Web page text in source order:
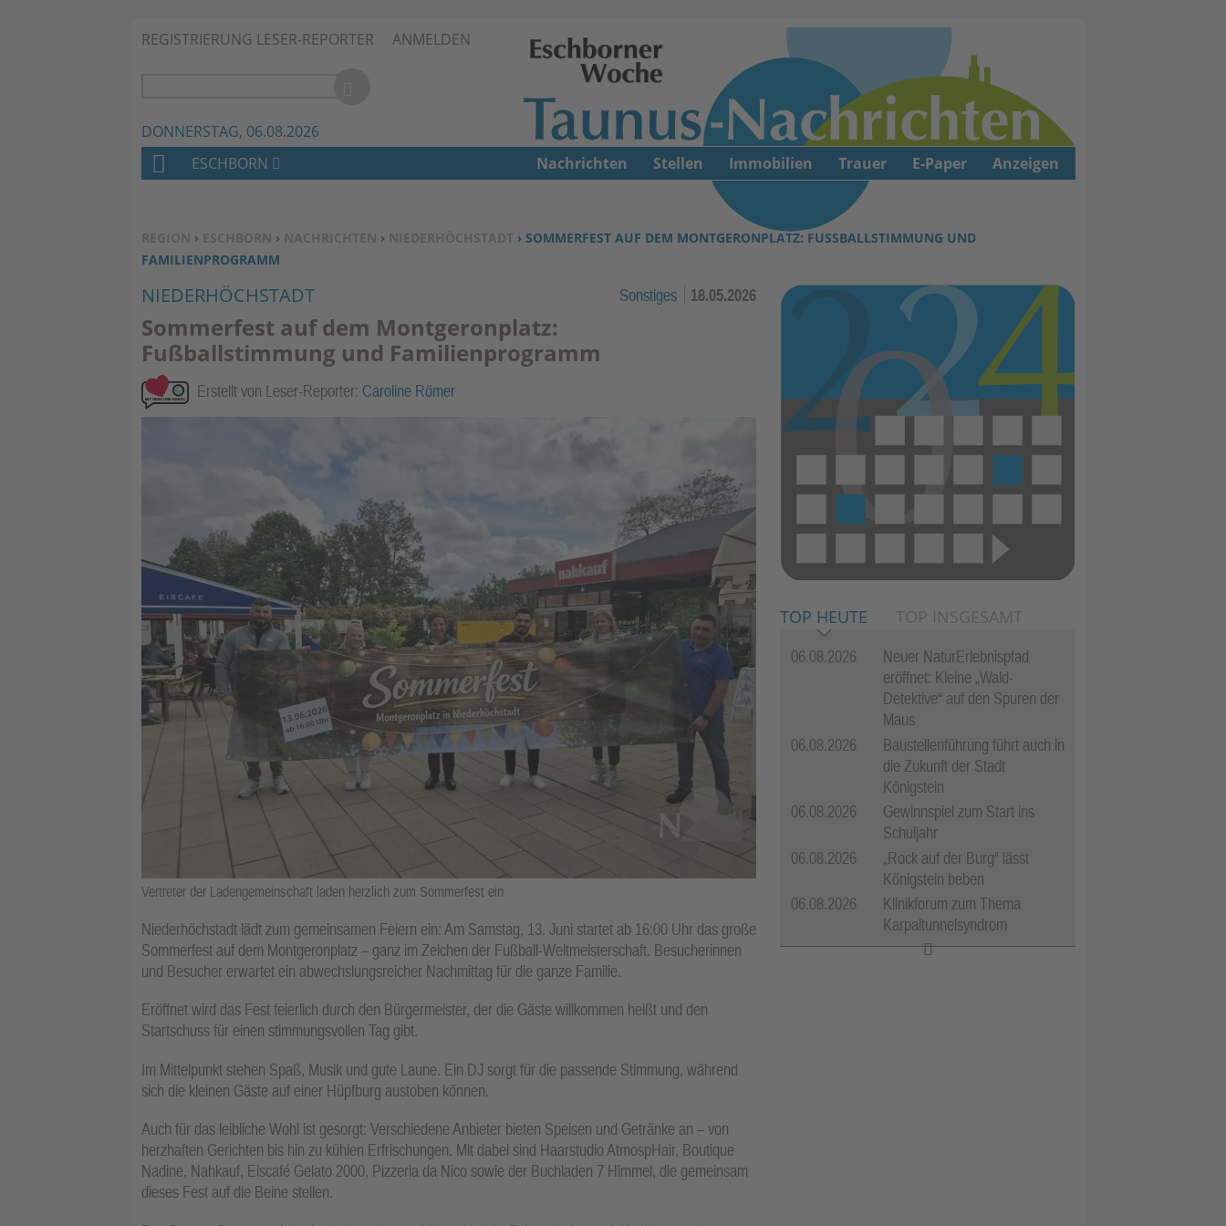
Zum Inhalt springen ↓
REGISTRIERUNG LESER-REPORTER ANMELDEN
DONNERSTAG, 06.08.2026
SIE BEFINDEN SICH HIER:
REGION › ESCHBORN › NACHRICHTEN › NIEDERHÖCHSTADT › SOMMERFEST AUF DEM MONTGERONPLATZ: FUSSBALLSTIMMUNG UND F
AMILIENPROGRAMM
NIEDERHÖCHSTADT Sonstiges 18.05.2026
Sommerfest auf dem Montgeronplatz:
Fußballstimmung und Familienprogramm
Erstellt von Leser-Reporter: Caroline Römer
Vertreter der Ladengemeinschaft laden herzlich zum Sommerfest ein
Niederhöchstadt lädt zum gemeinsamen Feiern ein: Am Samstag, 13. Juni startet ab 16:00 Uhr das große
Sommerfest auf dem Montgeronplatz – ganz im Zeichen der Fußball-Weltmeisterschaft. Besucherinnen
und Besucher erwartet ein abwechslungsreicher Nachmittag für die ganze Familie.
Eröffnet wird das Fest feierlich durch den Bürgermeister, der die Gäste willkommen heißt und den
Startschuss für einen stimmungsvollen Tag gibt.
Im Mittelpunkt stehen Spaß, Musik und gute Laune. Ein DJ sorgt für die passende Stimmung, während
sich die kleinen Gäste auf einer Hüpfburg austoben können.
Auch für das leibliche Wohl ist gesorgt: Verschiedene Anbieter bieten Speisen und Getränke an – von
herzhaften Gerichten bis hin zu kühlen Erfrischungen. Mit dabei sind Haarstudio AtmospHair, Boutique
Nadine, Nahkauf, Eiscafé Gelato 2000, Pizzeria da Nico sowie der Buchladen 7 Himmel, die gemeinsam
dieses Fest auf die Beine stellen.
TOP HEUTE TOP INSGESAMT
06.08.2026
Neuer NaturErlebnispfad
eröffnet: Kleine „Wald-
Detektive“ auf den Spuren der
Maus
06.08.2026
Baustellenführung führt auch in
die Zukunft der Stadt
Königstein
06.08.2026
Gewinnspiel zum Start ins
Schuljahr
06.08.2026
„Rock auf der Burg“ lässt
Königstein beben
06.08.2026
Klinikforum zum Thema
Karpaltunnelsyndrom
H
M
E
ESCHBORN Nachrichten Stellen Immobilien Trauer E-Paper Anzeigen